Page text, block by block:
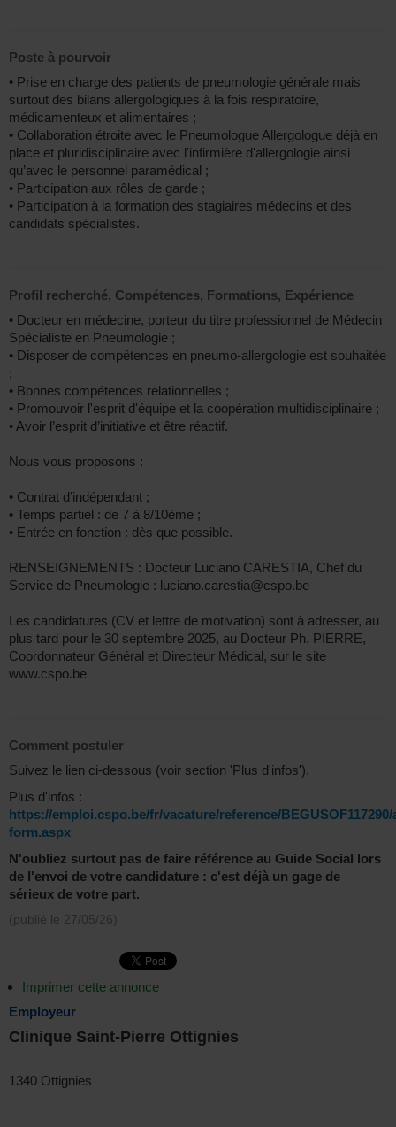
Poste à pourvoir
• Prise en charge des patients de pneumologie générale mais
surtout des bilans allergologiques à la fois respiratoire,
médicamenteux et alimentaires ;
• Collaboration étroite avec le Pneumologue Allergologue déjà en
place et pluridisciplinaire avec l'infirmière d'allergologie ainsi
qu’avec le personnel paramédical ;
• Participation aux rôles de garde ;
• Participation à la formation des stagiaires médecins et des
candidats spécialistes.
Profil recherché, Compétences, Formations, Expérience
• Docteur en médecine, porteur du titre professionnel de Médecin
Spécialiste en Pneumologie ;
• Disposer de compétences en pneumo-allergologie est souhaitée
;
• Bonnes compétences relationnelles ;
• Promouvoir l'esprit d'équipe et la coopération multidisciplinaire ;
• Avoir l’esprit d’initiative et être réactif.
Nous vous proposons :
• Contrat d’indépendant ;
• Temps partiel : de 7 à 8/10ème ;
• Entrée en fonction : dès que possible.
RENSEIGNEMENTS : Docteur Luciano CARESTIA, Chef du
Service de Pneumologie : luciano.carestia@cspo.be
Les candidatures (CV et lettre de motivation) sont à adresser, au
plus tard pour le 30 septembre 2025, au Docteur Ph. PIERRE,
Coordonnateur Général et Directeur Médical, sur le site
www.cspo.be
Comment postuler
Suivez le lien ci-dessous (voir section 'Plus d'infos').
Plus d'infos :
https://emploi.cspo.be/fr/vacature/reference/
form.aspx
N'oubliez surtout pas de faire référence au Guide Social lors
de l'envoi de votre candidature : c'est déjà un gage de
sérieux de votre part.
(publié le 27/05/26
Imprimer cette annonce
Employeur
Clinique Saint-Pierre Ottignies
1340 Ottignies